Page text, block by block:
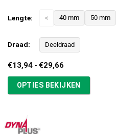
Lengte: < 40 mm 50 mm
Draad: Deeldraad
€13,94 - €29,66Prijsklasse:
tot
€29,66
OPTIES BEKIJKEN